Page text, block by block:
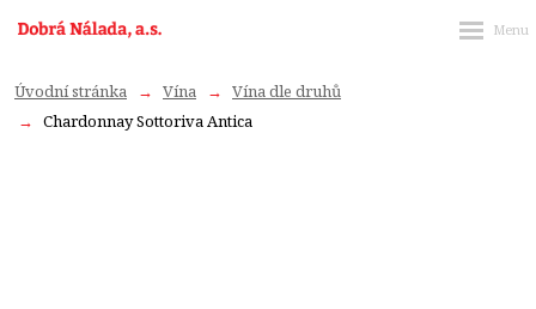
Úvodní stránka Vína
Vína dle druhů
Chardonnay Sottoriva Antica